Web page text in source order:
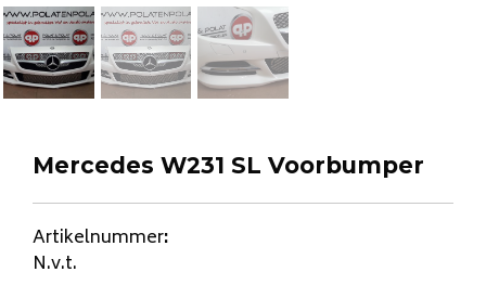
Mercedes W231 SL Voorbumper
Artikelnummer:
N.v.t.